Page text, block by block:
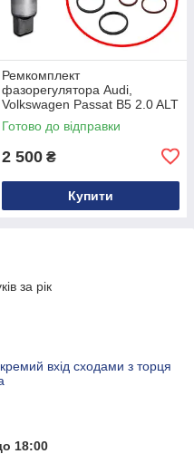
Ремкомплект
фазорегулятора Audi,
Volkswagen Passat B5 2.0 ALT
Готово до відправки
2 500 ₴
Купити
за рік
вхід сходами з торця
18:00